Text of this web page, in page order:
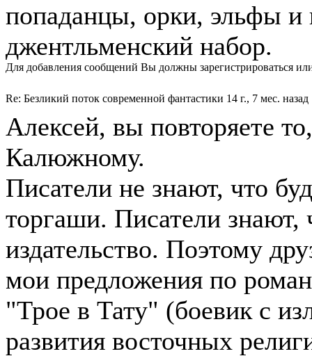
попаданцы, орки, эльфы и
джентльменский набор.
Для добавления сообщений Вы должны зарегистрироваться или
Re: Безликий поток современной фантастики 14 г., 7 мес. назад
Алексей, вы повторяете
Калюжному.
Писатели не знают, что
торгаши. Писатели знают,
издательство. Поэтому
мои предложения по
"Трое в Тату" (боевик с
развития восточных